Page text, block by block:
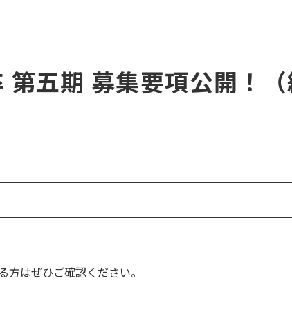
第五期 募集要項公開！
はぜひご確認ください。